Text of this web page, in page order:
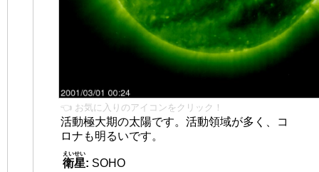
👈 お気に入りのアイコンをクリック！
活動極大期の太陽です。活動領域が多く、コ
ロナも明るいです。
衛星
えいせい
: SOHO